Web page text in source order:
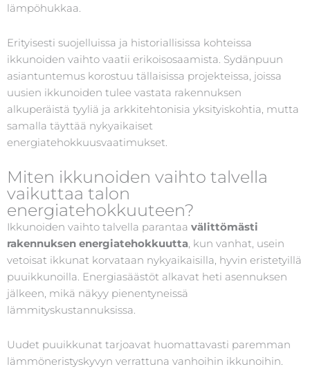
lämpöhukkaa.
Erityisesti suojelluissa ja historiallisissa kohteissa
ikkunoiden vaihto vaatii erikoisosaamista. Sydänpuun
asiantuntemus korostuu tällaisissa projekteissa, joissa
uusien ikkunoiden tulee vastata rakennuksen
alkuperäistä tyyliä ja arkkitehtonisia yksityiskohtia, mutta
samalla täyttää nykyaikaiset
energiatehokkuusvaatimukset.
Miten ikkunoiden vaihto talvella
vaikuttaa talon
energiatehokkuuteen?
Ikkunoiden vaihto talvella parantaa välittömästi
rakennuksen energiatehokkuutta, kun vanhat, usein
vetoisat ikkunat korvataan nykyaikaisilla, hyvin eristetyillä
puuikkunoilla. Energiasäästöt alkavat heti asennuksen
jälkeen, mikä näkyy pienentyneissä
lämmityskustannuksissa.
Uudet puuikkunat tarjoavat huomattavasti paremman
lämmöneristyskyvyn verrattuna vanhoihin ikkunoihin.